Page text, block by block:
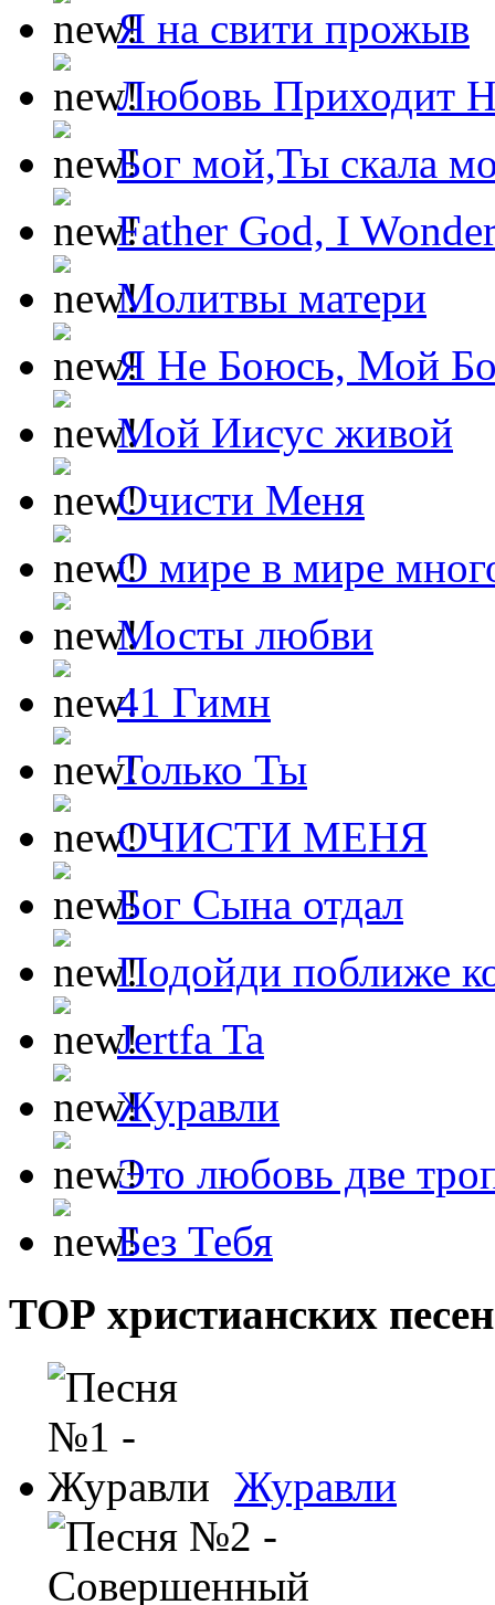
Я на свити прожыв
Любовь Приходит
Бог мой,Ты скала
Father God, I
Молитвы матери
Я Не Боюсь, Мой
Мой Иисус живой
Очисти Меня
О мире в мире
Мосты любви
41 Гимн
Только Ты
ОЧИСТИ МЕНЯ
Бог Сына отдал
Подойди поближе
Jertfa Ta
Журавли
Это любовь две
Без Тебя
ТОР христианских песен
Журавли